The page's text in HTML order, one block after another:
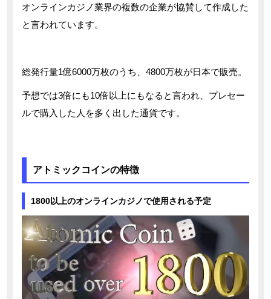
オンラインカジノ業界の複数の企業が協賛して作成した
と言われています。
総発行量1億6000万枚のうち、4800万枚が日本で販売。
予想では3倍にも10倍以上にもなると言われ、プレセー
ルで購入した人を多く出した通貨です。
アトミックコインの特徴
1800以上のオンラインカジノで使用される予定